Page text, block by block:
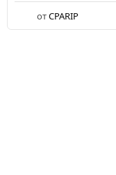
отCPARIP